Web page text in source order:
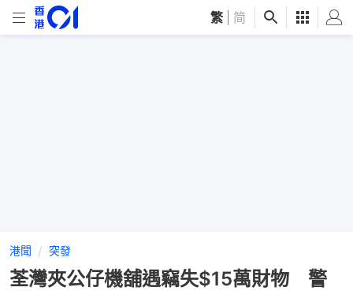
繁 简
港聞 突發
荃灣夾公仔機舖遇竊失$15萬財物 警